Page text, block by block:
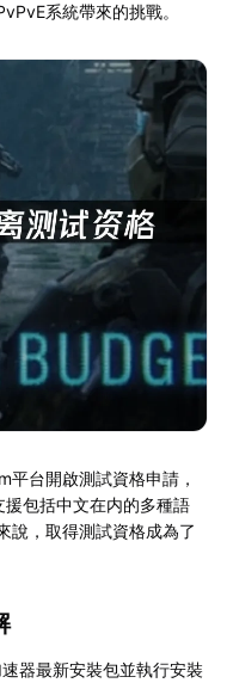
系統帶來的挑戰。
平台開啟測試資格申請，
包括中文在内的多種語
說，取得測試資格成為了
器最新安裝包並執行安裝